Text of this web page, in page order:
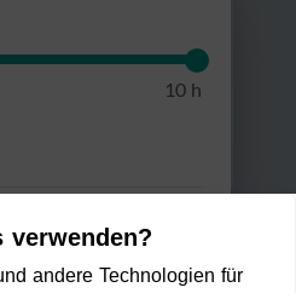
10 h
verwenden?
andere Technologien für